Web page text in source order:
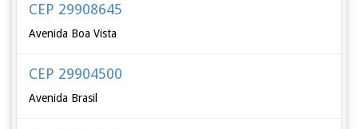
CEP 29908645
Avenida Boa Vista
CEP 29904500
Avenida Brasil